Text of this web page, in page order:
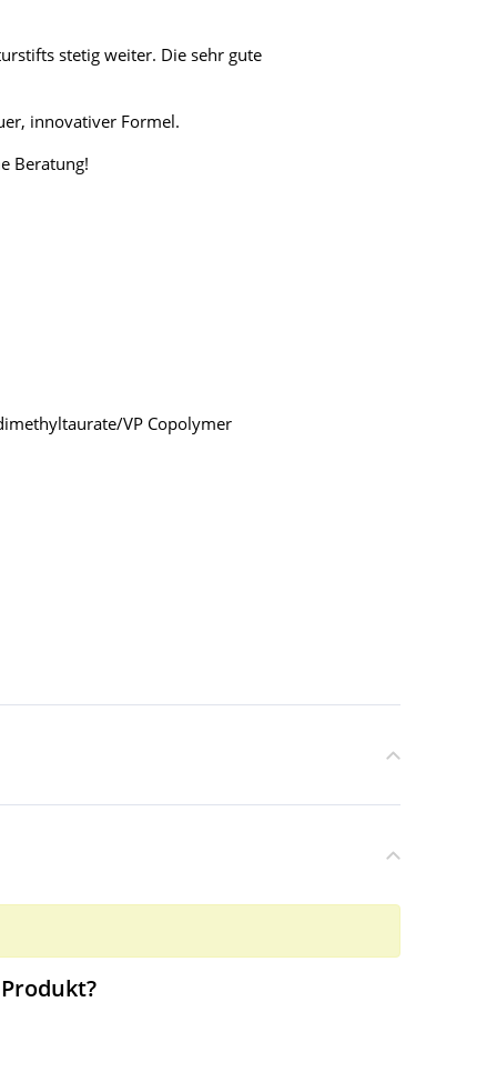
stetig weiter. Die sehr gute
innovativer Formel.
Beratung!
VP Copolymer